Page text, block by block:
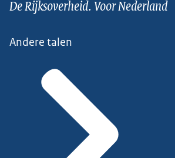
De Rijksoverheid. Voor Nederland
Andere talen